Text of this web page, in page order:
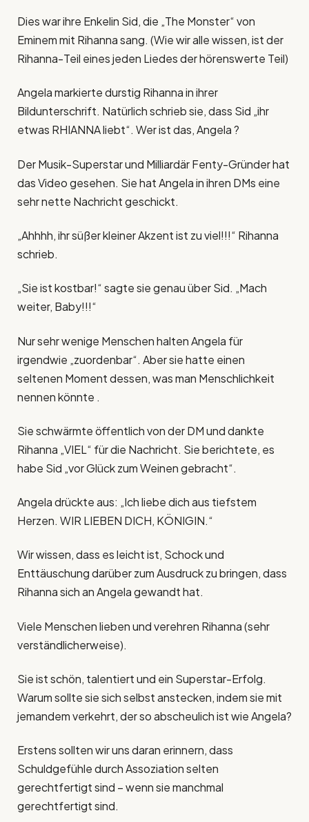
Dies war ihre Enkelin Sid, die „The Monster“ von
Eminem mit Rihanna sang. (Wie wir alle wissen, ist der
Rihanna-Teil eines jeden Liedes der hörenswerte Teil)
Angela markierte durstig Rihanna in ihrer
Bildunterschrift. Natürlich schrieb sie, dass Sid „ihr
etwas RHIANNA liebt“. Wer ist das, Angela ?
Der Musik-Superstar und Milliardär Fenty-Gründer hat
das Video gesehen. Sie hat Angela in ihren DMs eine
sehr nette Nachricht geschickt.
„Ahhhh, ihr süßer kleiner Akzent ist zu viel!!!“ Rihanna
schrieb.
„Sie ist kostbar!“ sagte sie genau über Sid. „Mach
weiter, Baby!!!“
Nur sehr wenige Menschen halten Angela für
irgendwie „zuordenbar“. Aber sie hatte einen
seltenen Moment dessen, was man Menschlichkeit
nennen könnte .
Sie schwärmte öffentlich von der DM und dankte
Rihanna „VIEL“ für die Nachricht. Sie berichtete, es
habe Sid „vor Glück zum Weinen gebracht“.
Angela drückte aus: „Ich liebe dich aus tiefstem
Herzen. WIR LIEBEN DICH, KÖNIGIN.“
Wir wissen, dass es leicht ist, Schock und
Enttäuschung darüber zum Ausdruck zu bringen, dass
Rihanna sich an Angela gewandt hat.
Viele Menschen lieben und verehren Rihanna (sehr
verständlicherweise).
Sie ist schön, talentiert und ein Superstar-Erfolg.
Warum sollte sie sich selbst anstecken, indem sie mit
jemandem verkehrt, der so abscheulich ist wie Angela?
Erstens sollten wir uns daran erinnern, dass
Schuldgefühle durch Assoziation selten
gerechtfertigt sind – wenn sie manchmal
gerechtfertigt sind.